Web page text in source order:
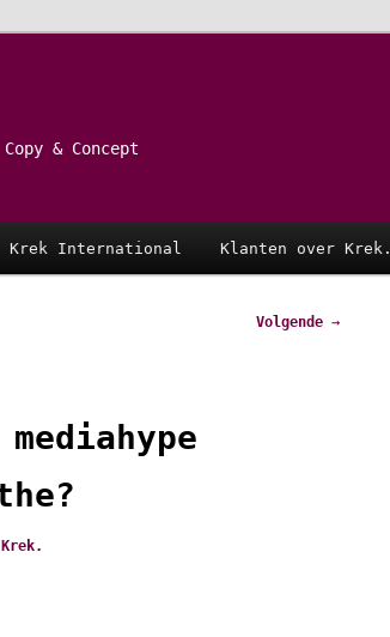
& Concept
Krek International Klanten over Krek.
Volgende →
Krek.